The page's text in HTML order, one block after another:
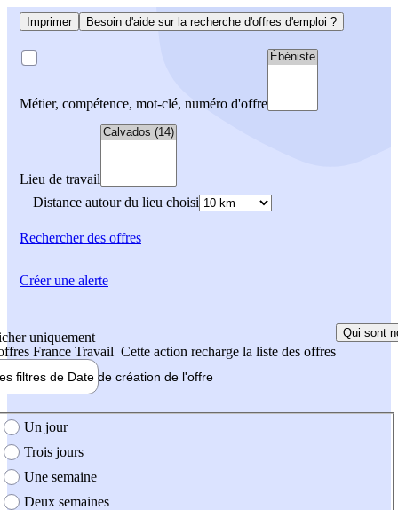
Imprimer Besoin d'aide sur la recherche d'offres d'emploi ?
Métier, compétence, mot-clé, numéro d'offre
Lieu de travail
Distance autour du lieu choisi
Rechercherdes offres
uniquement
France Travail Cette action recharge la liste des offres
Qui sont
filtres de Date de création de l'offre
création de l'offre
Un jour
Trois jours
Une semaine
Deux semaines
Créer une alerte